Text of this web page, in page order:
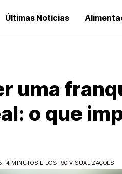
Últimas Notícias
uma
o que
4 MINUTOS LIDOS 90 VISUALIZAÇÕES